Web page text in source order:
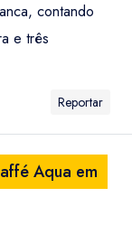
contando
e três
Reportar
Aqua em